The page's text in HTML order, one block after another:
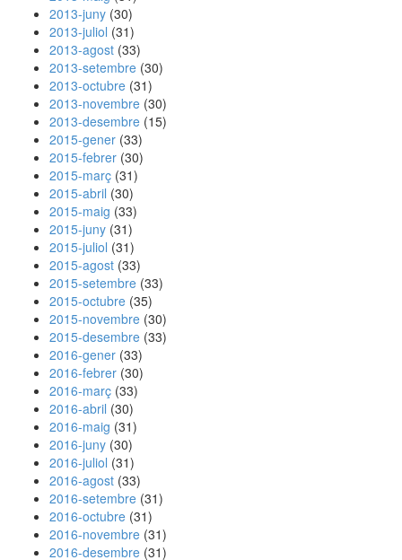
2013-juny (30)
2013-juliol (31)
2013-agost (33)
2013-setembre (30)
2013-octubre (31)
2013-novembre (30)
2013-desembre (15)
2015-gener (33)
2015-febrer (30)
2015-març (31)
2015-abril (30)
2015-maig (33)
2015-juny (31)
2015-juliol (31)
2015-agost (33)
2015-setembre (33)
2015-octubre (35)
2015-novembre (30)
2015-desembre (33)
2016-gener (33)
2016-febrer (30)
2016-març (33)
2016-abril (30)
2016-maig (31)
2016-juny (30)
2016-juliol (31)
2016-agost (33)
2016-setembre (31)
2016-octubre (31)
2016-novembre (31)
2016-desembre (31)